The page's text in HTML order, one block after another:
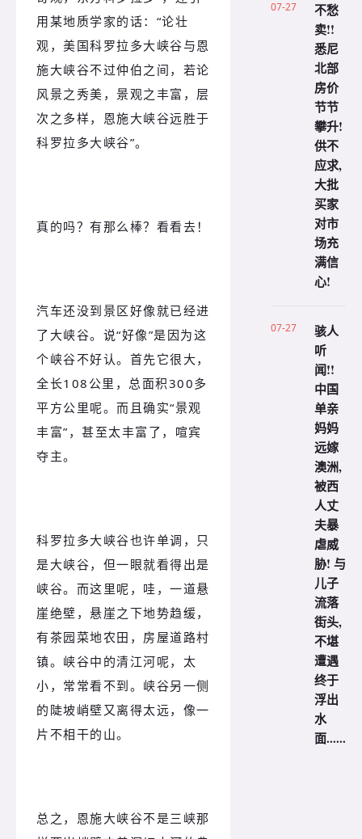
用某地质学家的话：“论壮
观，美国科罗拉多大峡谷与恩
施大峡谷不过仲伯之间，若论
风景之秀美，景观之丰富，层
次之多样，恩施大峡谷远胜于
科罗拉多大峡谷”。
真的吗？有那么棒？看看去！
汽车还没到景区好像就已经进
了大峡谷。说“好像”是因为这
个峡谷不好认。首先它很大，
全长108公里，总面积300多
平方公里呢。而且确实“景观
丰富”，甚至太丰富了，喧宾
夺主。
科罗拉多大峡谷也许单调，只
是大峡谷，但一眼就看得出是
峡谷。而这里呢，哇，一道悬
崖绝壁，悬崖之下地势趋缓，
有茶园菜地农田，房屋道路村
镇。峡谷中的清江河呢，太
小，常常看不到。峡谷另一侧
的陡坡峭壁又离得太远，像一
片不相干的山。
总之，恩施大峡谷不是三峡那
07-27
不愁
卖!!
悉尼
北部
房价
节节
攀升!
供不
应求,
大批
买家
对市
场充
满信
心!
07-27
骇人
听
闻!!
中国
单亲
妈妈
远嫁
澳洲,
被西
人丈
夫暴
虐威
胁! 与
儿子
流落
街头,
不堪
遭遇
终于
浮出
水
面......